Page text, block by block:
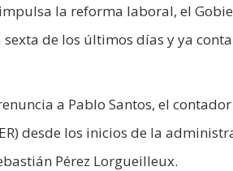
la reforma laboral, el
de los últimos días y ya
a Pablo Santos, el contador
desde los inicios de la
Pérez Lorgueilleux.